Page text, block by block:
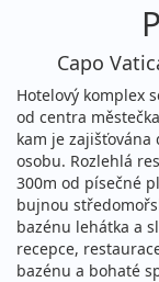
03.09. -
čtvrtek - čtvrtek
03.09. -
čtvrtek - čtvrtek
Capo
Hotelový komplex
od centra
kam je zajišťována
osobu. Rozlehlá
300m od písečné
bujnou
bazénu lehátka a
recepce,
bazénu a bohaté